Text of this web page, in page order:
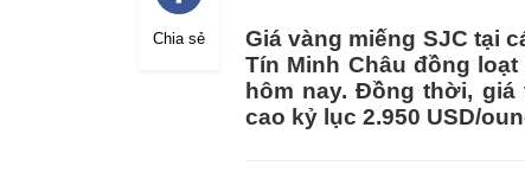
Chia sẻ
Giá vàng miếng SJC tại
Tín Minh Châu đồng
hôm nay. Đồng thời,
cao kỷ lục 2.950 USD/